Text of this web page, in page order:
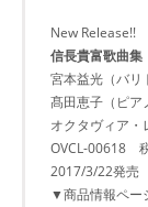
New Release!!
信長貴富歌曲集
宮本益光（バリ
髙田恵子（ピア
オクタヴィア・
OVCL-00618
2017/3/22発売
▼商品情報ペー